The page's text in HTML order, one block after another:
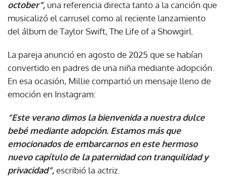
october”,una referencia directa tanto a la canción que
musicalizó el carrusel como al reciente lanzamiento
del álbum de Taylor Swift, The Life of a Showgirl.
La pareja anunció en agosto de 2025 que se habían
convertido en padres de una niña mediante adopción.
En esa ocasión, Millie compartió un mensaje lleno de
emoción en Instagram:
“Este verano dimos la bienvenida a nuestra dulce
bebé mediante adopción. Estamos más que
emocionados de embarcarnos en este hermoso
nuevo capítulo de la paternidad con tranquilidad y
privacidad”,escribió la actriz.